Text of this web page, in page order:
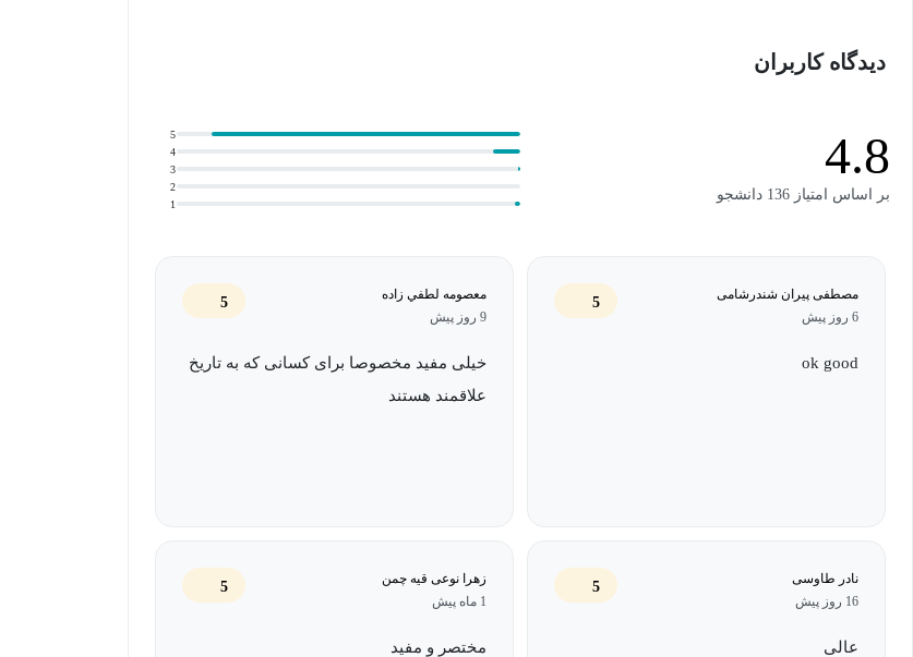
تحلیلی روایت شود؛ به‌گونه‌ای که هم برای علاقه‌مندان تازه‌کار قابل فهم باشد و هم برای هنرمندان و
پژوهشگران الهام‌بخش باشد. همچنین تصاویر شاخص ترین آثار هنری هر دوره نیز به همراه تحلیل آن‌ها آورده
شده است.
همه کسانی است که می‌خواهند در زمانی کوتاه، تصویری روشن و قابل درک از تاریخ هنر ایران داشته باشند.
دیدگاه کاربران
4.8
بر اساس امتیاز 136 دانشجو
1
2
3
4
5
مصطفی پیران شندرشامی
6 روز پیش
5
ok good
معصومه لطفي زاده
9 روز پیش
5
خیلی مفید مخصوصا برای کسانی که به تاریخ
علاقمند هستند
نادر طاوسی
16 روز پیش
5
عالی
زهرا نوعی قیه چمن
1 ماه پیش
5
مختصر و مفید